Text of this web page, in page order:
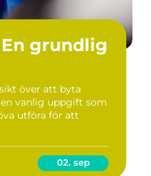
grundlig
över att byta
vanlig uppgift som
utföra för att
02. sep